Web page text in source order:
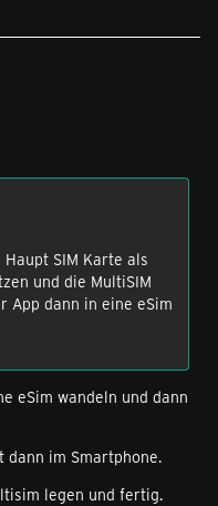
SIM Karte als
und die MultiSIM
App dann in eine eSim
eSim wandeln und dann
dann im Smartphone.
legen und fertig.